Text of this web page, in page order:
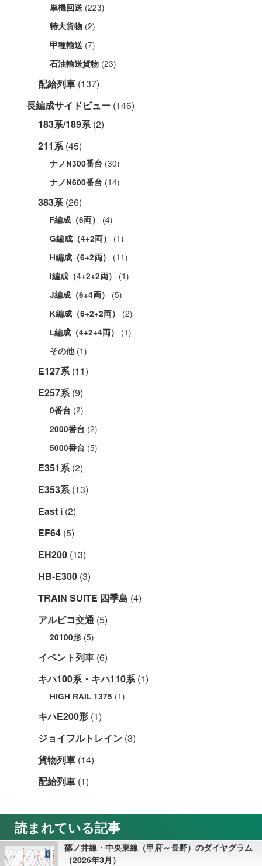
単機回送 (223)
特大貨物 (2)
甲種輸送 (7)
石油輸送貨物 (23)
配給列車 (137)
長編成サイドビュー (146)
183系/189系 (2)
211系 (45)
ナノN300番台 (30)
ナノN600番台 (14)
383系 (26)
F編成（6両） (4)
G編成（4+2両） (1)
H編成（6+2両） (11)
I編成（4+2+2両） (1)
J編成（6+4両） (5)
K編成（6+2+2両） (2)
L編成（4+2+4両） (1)
その他(1)
E127系 (11)
E257系 (9)
0番台 (2)
2000番台 (2)
5000番台 (5)
E351系 (2)
E353系 (13)
East i (2)
EF64 (5)
EH200 (13)
HB-E300 (3)
TRAIN SUITE 四季島 (4)
アルピコ交通 (5)
20100形 (5)
イベント列車 (6)
キハ100系・キハ110系 (1)
HIGH RAIL 1375 (1)
キハE200形 (1)
ジョイフルトレイン (3)
貨物列車 (14)
配給列車 (1)
読まれている記事
篠ノ井線・中央東線（甲府～長野）のダイヤグラム
（2026年3月）